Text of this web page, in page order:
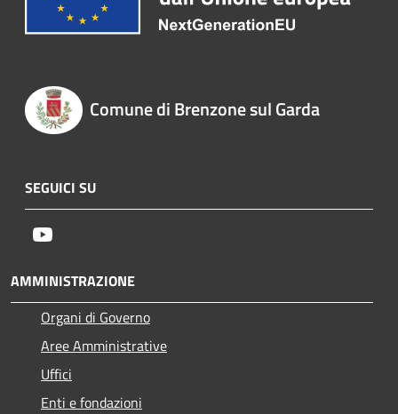
Comune di Brenzone sul Garda
SEGUICI SU
AMMINISTRAZIONE
Organi di Governo
Aree Amministrative
Uffici
Enti e fondazioni